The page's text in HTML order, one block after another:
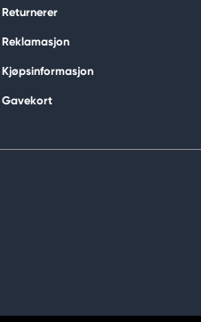
Returnerer
Reklamasjon
Kjøpsinformasjon
Gavekort